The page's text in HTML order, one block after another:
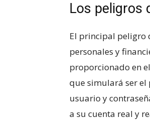
Los peligros‌
El principal ‍peligro
personales y
proporcionado en
que simulará ser
usuario y
a su cuenta real y